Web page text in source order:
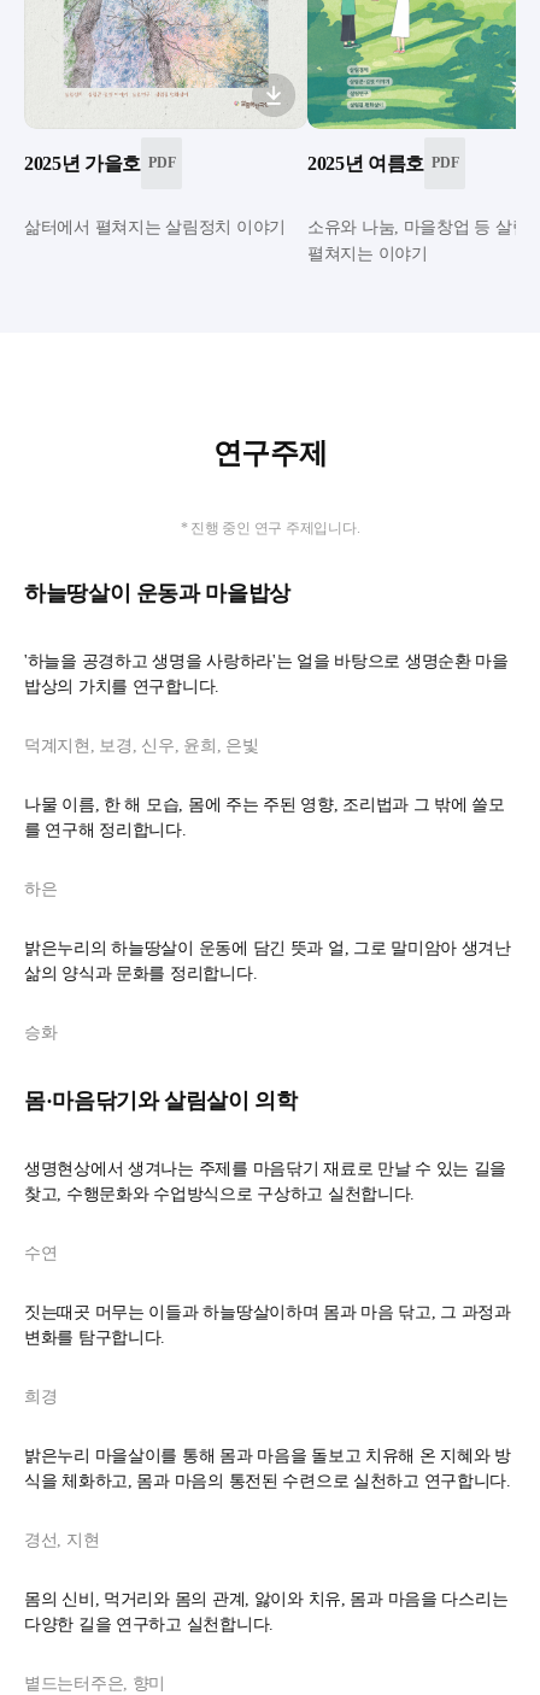
2025년 가을호 PDF
삶터에서 펼쳐지는 살림정치 이야기
2025년 여름호 PDF
소유와 나눔, 마을창업 등 살림
펼쳐지는 이야기
연구주제
* 진행 중인 연구 주제입니다.
하늘땅살이 운동과 마을밥상
'하늘을 공경하고 생명을 사랑하라'는 얼을 바탕으로 생명순환 마을
밥상의 가치를 연구합니다.
덕계지현, 보경, 신우, 윤희, 은빛
나물 이름, 한 해 모습, 몸에 주는 주된 영향, 조리법과 그 밖에 쓸모
를 연구해 정리합니다.
하은
밝은누리의 하늘땅살이 운동에 담긴 뜻과 얼, 그로 말미암아 생겨난
삶의 양식과 문화를 정리합니다.
승화
몸·마음닦기와 살림살이 의학
생명현상에서 생겨나는 주제를 마음닦기 재료로 만날 수 있는 길을
찾고, 수행문화와 수업방식으로 구상하고 실천합니다.
수연
짓는때곳 머무는 이들과 하늘땅살이하며 몸과 마음 닦고, 그 과정과
변화를 탐구합니다.
희경
밝은누리 마을살이를 통해 몸과 마음을 돌보고 치유해 온 지혜와 방
식을 체화하고, 몸과 마음의 통전된 수련으로 실천하고 연구합니다.
경선, 지현
몸의 신비, 먹거리와 몸의 관계, 앓이와 치유, 몸과 마음을 다스리는
다양한 길을 연구하고 실천합니다.
볕드는터주은, 향미